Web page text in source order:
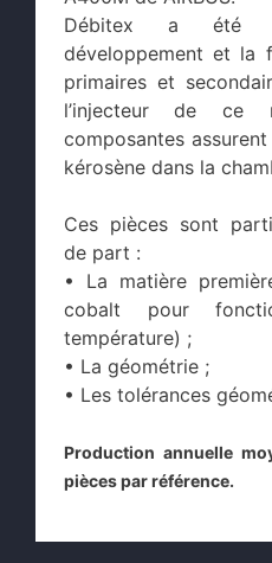
Débitex a été
développement et la
primaires et
l’injecteur de ce
composantes
kérosène dans la
Ces pièces sont
de part :
• La matière
cobalt pour
température) ;
• La géométrie ;
• Les tolérances
Production annuelle
pièces par référence.